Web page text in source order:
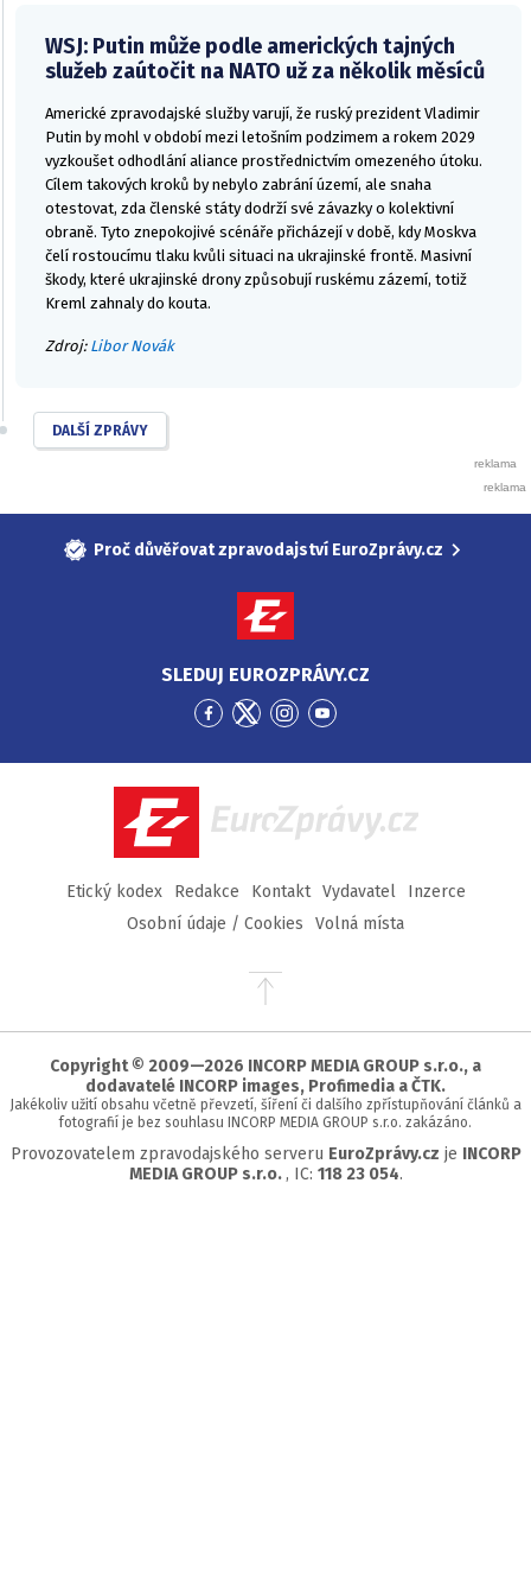
WSJ: Putin může podle amerických tajných
služeb zaútočit na NATO už za několik měsíců
Americké zpravodajské služby varují, že ruský prezident Vladimir
Putin by mohl v období mezi letošním podzimem a rokem 2029
vyzkoušet odhodlání aliance prostřednictvím omezeného útoku.
Cílem takových kroků by nebylo zabrání území, ale snaha
otestovat, zda členské státy dodrží své závazky o kolektivní
obraně. Tyto znepokojivé scénáře přicházejí v době, kdy Moskva
čelí rostoucímu tlaku kvůli situaci na ukrajinské frontě. Masivní
škody, které ukrajinské drony způsobují ruskému zázemí, totiž
Kreml zahnaly do kouta.
Zdroj: Libor Novák
DALŠÍ ZPRÁVY
Proč důvěřovat zpravodajství EuroZprávy.cz
SLEDUJ EUROZPRÁVY.CZ
Přejít
Facebook
Přejít
Twitter
Přejít
Instagram
Přejít
YouTube
EuroZprávy.cz
Etický kodex Redakce Kontakt Vydavatel
Inzerce
Osobní údaje / Cookies
Volná místa
Přejít
stránky
Copyright © 2009—2026 INCORP MEDIA GROUP s.r.o., a
dodavatelé INCORP images, Profimedia a ČTK.
Jakékoliv užití obsahu včetně převzetí, šíření či dalšího zpřístupňování článků a
fotografií je bez souhlasu INCORP MEDIA GROUP s.r.o. zakázáno.
Provozovatelem zpravodajského serveru EuroZprávy.cz je INCORP
MEDIA GROUP s.r.o. , IC: 118 23 054.